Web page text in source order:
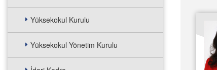
Yüksekokul Kurulu
Yüksekokul Yönetim Kurulu